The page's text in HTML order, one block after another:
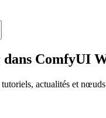
dans ComfyUI
tutoriels, actualités et